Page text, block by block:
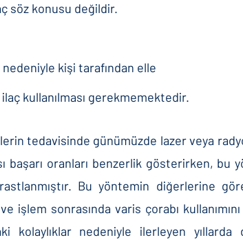
söz konusu değildir.
kişi tarafından elle
kullanılması gerekmemektedir.
tedavisinde günümüzde lazer veya
başarı oranları benzerlik gösterirken, bu
Bu yöntemin diğerlerine
işlem sonrasında varis çorabı
kolaylıklar nedeniyle ilerleyen yıllarda